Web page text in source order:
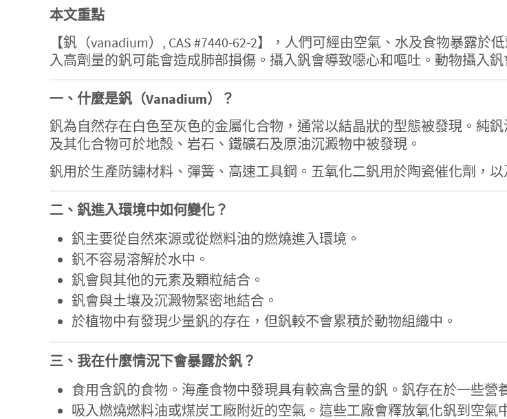
本文重點
【釩（vanadium）, CAS #7440-62-2】，人們可經由空氣、水及食物暴露
入高劑量的釩可能會造成肺部損傷。攝入釩會導致噁心和嘔吐。動物攝入
一、什麼是釩（Vanadium）？
釩為自然存在白色至灰色的金屬化合物，通常以結晶狀的型態被發現。純
及其化合物可於地殼、岩石、鐵礦石及原油沉澱物中被發現。
釩用於生產防鏽材料、彈簧、高速工具鋼。五氧化二釩用於陶瓷催化劑，
二、釩進入環境中如何變化？
釩主要從自然來源或從燃料油的燃燒進入環境。
釩不容易溶解於水中。
釩會與其他的元素及顆粒結合。
釩會與土壤及沉澱物緊密地結合。
於植物中有發現少量釩的存在，但釩較不會累積於動物組織中。
三、我在什麼情況下會暴露於釩？
食用含釩的食物。海產食物中發現具有較高含量的釩。釩存在於一些營
吸入燃燒燃料油或煤炭工廠附近的空氣。這些工廠會釋放氧化釩到空氣